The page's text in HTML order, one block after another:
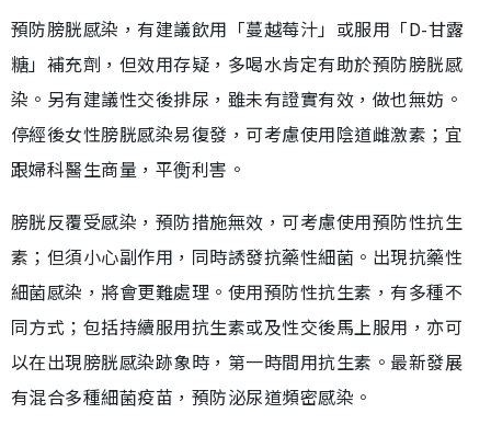
預防膀胱感染，有建議飲用「蔓越莓汁」或服用「D-甘露
糖」補充劑，但效用存疑，多喝水肯定有助於預防膀胱感
染。另有建議性交後排尿，雖未有證實有效，做也無妨。
停經後女性膀胱感染易復發，可考慮使用陰道雌激素；宜
跟婦科醫生商量，平𧗾利害。
膀胱反覆受感染，預防措施無效，可考慮使用預防性抗生
素；但須小心副作用，同時誘發抗藥性細菌。出現抗藥性
細菌感染，將會更難處理。使用預防性抗生素，有多種不
同方式；包括持續服用抗生素或及性交後馬上服用，亦可
以在出現膀胱感染跡象時，第一時間用抗生素。最新發展
有混合多種細菌疫苗，預防泌尿道頻密感染。